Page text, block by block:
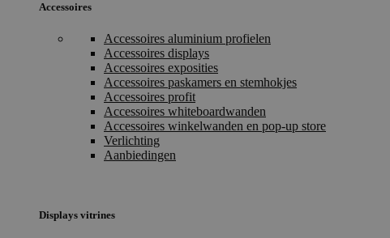
Accessoires
Accessoires aluminium profielen
Accessoires displays
Accessoires exposities
Accessoires paskamers en stemhokjes
Accessoires profit
Accessoires whiteboardwanden
Accessoires winkelwanden en pop-up store
Verlichting
Aanbiedingen
Displays vitrines